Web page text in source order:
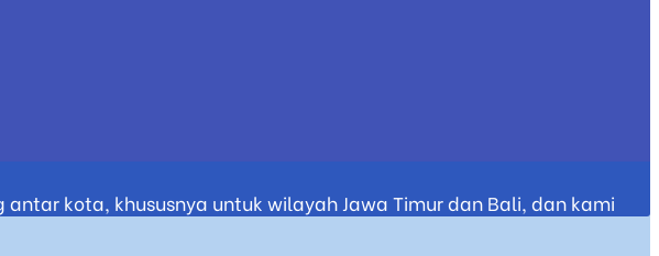
kota, khususnya untuk wilayah Jawa Timur dan Bali, dan kami